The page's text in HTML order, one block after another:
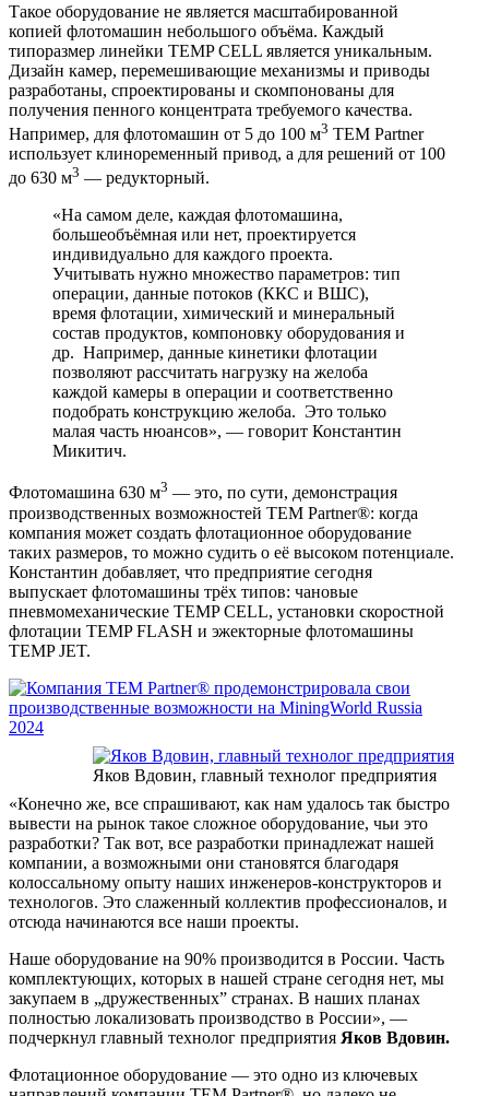
Такое оборудование не является масштабированной
копией флотомашин небольшого объёма. Каждый
типоразмер линейки TEMP CELL является уникальным.
Дизайн камер, перемешивающие механизмы и приводы
разработаны, спроектированы и скомпонованы для
получения пенного концентрата требуемого качества.
Например, для флотомашин от 5 до 100 м3 TEM Partner
использует клиноременный привод, а для решений от 100
до 630 м3 — редукторный.
«На самом деле, каждая флотомашина,
большеобъёмная или нет, проектируется
индивидуально для каждого проекта.
Учитывать нужно множество параметров: тип
операции, данные потоков (ККС и ВШС),
время флотации, химический и минеральный
состав продуктов, компоновку оборудования и
др. Например, данные кинетики флотации
позволяют рассчитать нагрузку на желоба
каждой камеры в операции и соответственно
подобрать конструкцию желоба. Это только
малая часть нюансов», — говорит Константин
Микитич.
Флотомашина 630 м3 — это, по сути, демонстрация
производственных возможностей TEM Partner®: когда
компания может создать флотационное оборудование
таких размеров, то можно судить о её высоком потенциале.
Константин добавляет, что предприятие сегодня
выпускает флотомашины трёх типов: чановые
пневмомеханические TEMP CELL, установки скоростной
флотации TEMP FLASH и эжекторные флотомашины
TEMP JET.
Яков Вдовин, главный технолог предприятия
«Конечно же, все спрашивают, как нам удалось так быстро
вывести на рынок такое сложное оборудование, чьи это
разработки? Так вот, все разработки принадлежат нашей
компании, а возможными они становятся благодаря
колоссальному опыту наших инженеров-конструкторов и
технологов. Это слаженный коллектив профессионалов, и
отсюда начинаются все наши проекты.
Наше оборудование на 90% производится в России. Часть
комплектующих, которых в нашей стране сегодня нет, мы
закупаем в „дружественных” странах. В наших планах
полностью локализовать производство в России», —
подчеркнул главный технолог предприятия Яков Вдовин.
Флотационное оборудование — это одно из ключевых